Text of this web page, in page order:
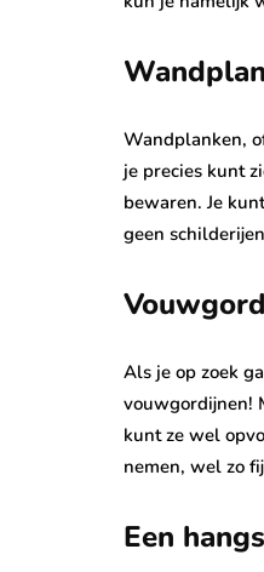
Wandplanken,
je precies kunt
bewaren. Je
geen
Als je op zoek
vouwgordijnen!
kunt ze wel
nemen, wel zo
Een